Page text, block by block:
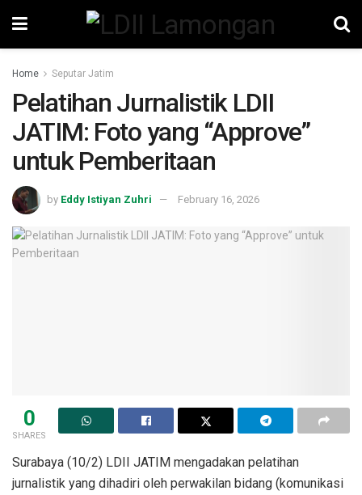
Home Seputar Jatim
Pelatihan Jurnalistik LDII
JATIM: Foto yang “Approve”
untuk Pemberitaan
by Eddy Istiyan Zuhri February 16, 2026
0
SHARES
Surabaya (10/2) LDII JATIM mengadakan pelatihan
jurnalistik yang dihadiri oleh perwakilan bidang (komunikasi